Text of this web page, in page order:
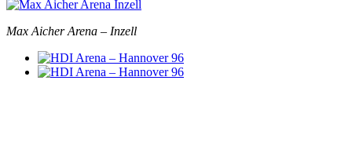
Max Aicher Arena – Inzell